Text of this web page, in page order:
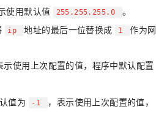
使用默认值 255.255.255.0 。
ip 地址的最后一位替换成 1
作为网
示使用上次配置的值，程序中默认配置
值为 -1
，表示使用上次配置的值，